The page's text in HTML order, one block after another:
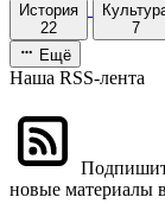
История
22
7
Ещё
Наша RSS-лента
новые материалы